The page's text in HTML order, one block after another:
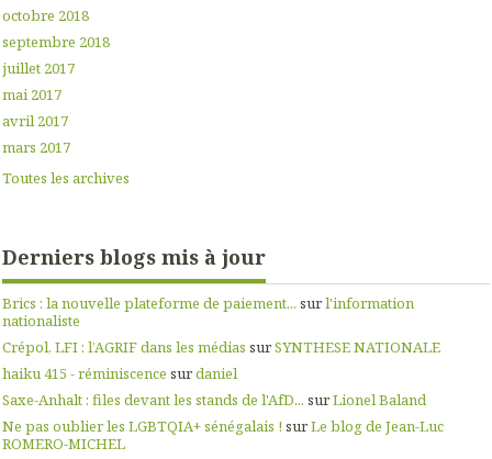
octobre 2018
septembre 2018
juillet 2017
mai 2017
avril 2017
mars 2017
Toutes les archives
Derniers blogs mis à jour
Brics : la nouvelle plateforme de paiement... surl'information
nationaliste
Crépol, LFI : l’AGRIF dans les médias surSYNTHESE NATIONALE
haiku 415 - réminiscence surdaniel
Saxe-Anhalt : files devant les stands de l'AfD... surLionel Baland
Ne pas oublier les LGBTQIA+ sénégalais ! surLe blog de Jean-Luc
ROMERO-MICHEL